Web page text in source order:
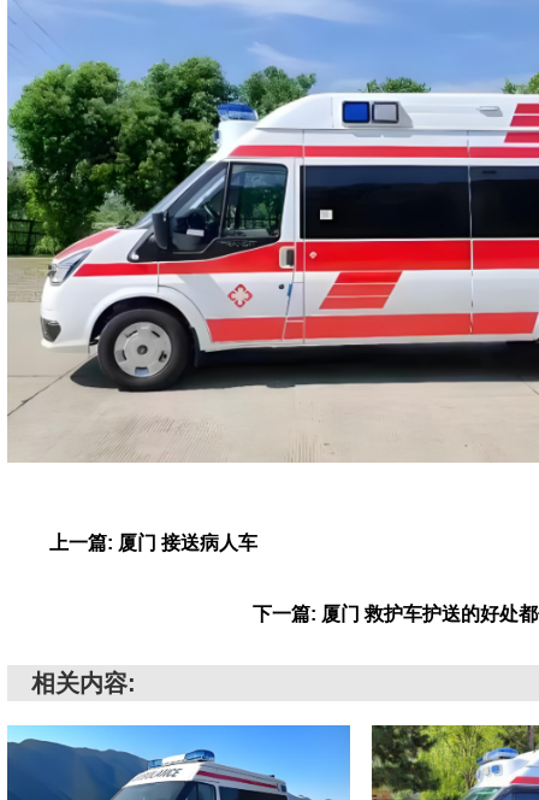
上一篇: 厦门 接送病人车
下一篇: 厦门 救护车护送的好处
相关内容: